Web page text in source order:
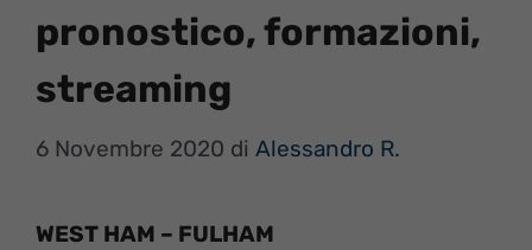
pronostico, formazioni,
streaming
6 Novembre 2020 di Alessandro R.
WEST HAM – FULHAM